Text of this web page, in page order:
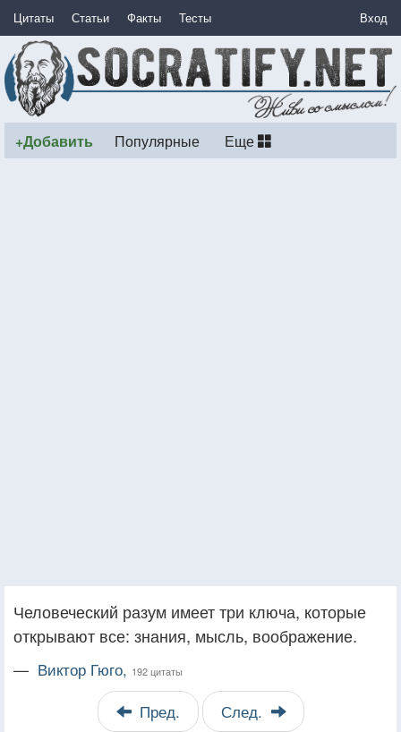
Цитаты Статьи Факты Тесты Вход
+Добавить Популярные Еще
Человеческий разум имеет три ключа, которые
открывают все: знания, мысль, воображение.
— Виктор Гюго, 192 цитаты
Пред. След.